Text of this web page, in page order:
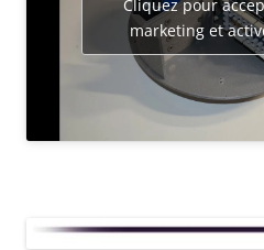
Cliquez pour
marketing et